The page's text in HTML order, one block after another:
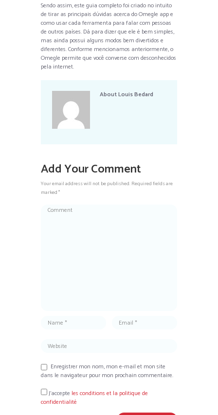
Sendo assim, este guia completo foi criado no intuito
de tirar as principais dúvidas acerca do Omegle app e
como usar cada ferramenta para falar com pessoas
de outros países. Dá para dizer que ele é bem simples,
mas ainda possui alguns modos bem divertidos e
diferentes. Conforme mencionamos anteriormente, o
Omegle permite que você converse com desconhecidos
pela internet.
AboutLouis Bedard
Add Your Comment
Your email address will not be published. Required fields are
marked *
Enregistrer mon nom, mon e-mail et mon site
dans le navigateur pour mon prochain commentaire.
J’accepte les conditions et la politique de
confidentialité